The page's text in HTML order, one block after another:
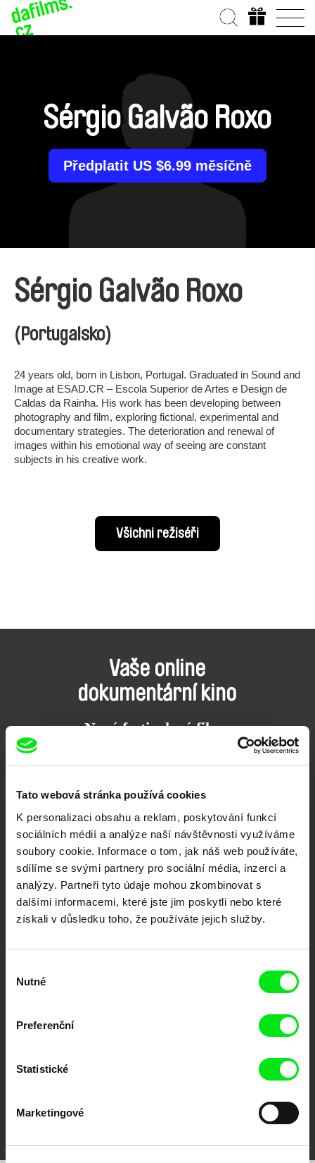
Tato webová stránka používá cookies
K personalizaci obsahu a reklam, poskytování funkcí
sociálních médií a analýze naší návštěvnosti využíváme
soubory cookie. Informace o tom, jak náš web používáte,
sdílíme se svými partnery pro sociální média, inzerci a
analýzy. Partneři tyto údaje mohou zkombinovat s
dalšími informacemi, které jste jim poskytli nebo které
získali v důsledku toho, že používáte jejich služby.
souhlasu
Nutné
Preferenční
Statistické
Marketingové
Sérgio Galvão Roxo
Předplatit US $6.99 měsíčně
Sérgio Galvão Roxo
(Portugalsko)
24 years old, born in Lisbon, Portugal. Graduated in Sound and
Image at ESAD.CR – Escola Superior de Artes e Design de
Caldas da Rainha. His work has been developing between
photography and film, exploring fictional, experimental and
documentary strategies. The deterioration and renewal of
images within his emotional way of seeing are constant
subjects in his creative work.
Všichni režiséři
Vaše online
dokumentární kino
Nové festivalové filmy
Portál DAFilms.cz je výsledkem tvůrčí spolupráce 7 klíčových evropských
festivalů dokumentárního filmu sdružených do Doc Alliance. Naším cílem je
podporovat kvalitní autorské filmy.
Členové Doc Alliance
DOK Leipzig
FIDMarseille